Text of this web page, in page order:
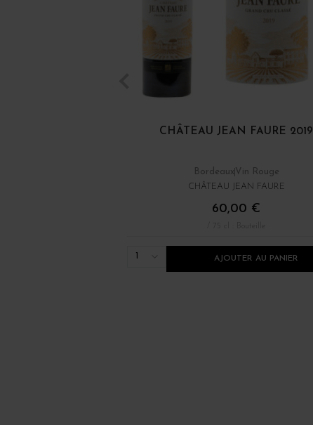
CHÂTEAU JEAN FAURE 2019
Bordeaux Vin Rouge
CHÂTEAU JEAN FAURE
60,00 €
AJOUTER AU PANIER